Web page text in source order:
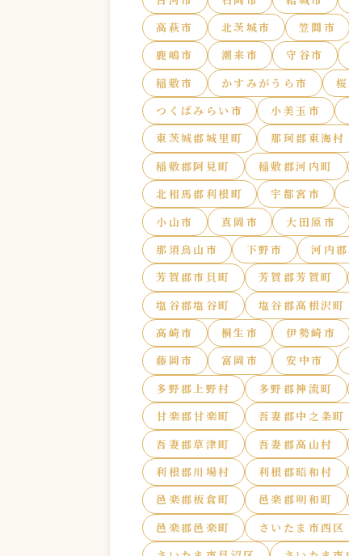
高萩市
北茨城市 笠間市
鹿嶋市
潮来市 守谷市
稲敷市
かすみがうら市
つくばみらい市
小美玉市
東茨城郡城里町
那珂郡東海村
稲敷郡阿見町
稲敷郡河内町
北相馬郡利根町
宇都宮市
小山市
真岡市 大田原市
那須烏山市
下野市 河内
芳賀郡市貝町
芳賀郡芳賀町
塩谷郡塩谷町
塩谷郡高根沢町
高崎市
桐生市 伊勢崎市
藤岡市
富岡市 安中市
多野郡上野村
多野郡神流町
甘楽郡甘楽町
吾妻郡中之条町
吾妻郡草津町
吾妻郡高山村
利根郡川場村
利根郡昭和村
邑楽郡板倉町
邑楽郡明和町
邑楽郡邑楽町
さいたま市西区